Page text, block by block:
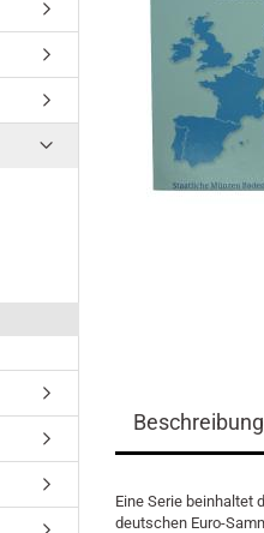
Beschreibung
Eine Serie beinhaltet
deutschen Euro-